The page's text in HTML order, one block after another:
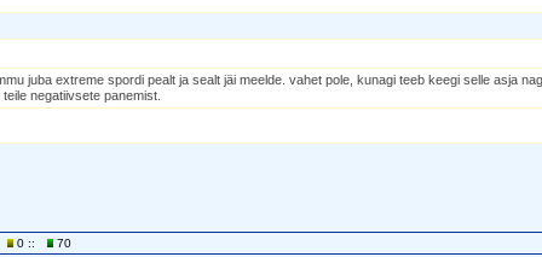
juba extreme spordi pealt ja sealt jäi meelde. vahet pole, kunagi teeb keegi selle asja
negatiivsete panemist.
0 :: 70